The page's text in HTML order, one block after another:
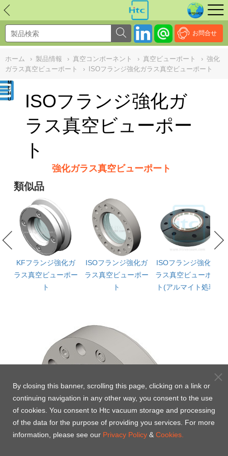
お問合せ
ホーム › 製品情報 › 真空コンポーネント › 真空ビューポート › 強化
ガラス真空ビューポート
› ISOフランジ強化ガラス真空ビューポート
ISOフランジ強化ガ
ラス真空ビューポー
ト
強化ガラス真空ビューポート
類似品
KFフランジ強化ガ
ラス真空ビューポー
ト
ISOフランジ強化ガ
ラス真空ビューポー
ト
ISOフランジ強化ガ
ラス真空ビューポー
ト(アルマイト処理)
NULL
By closing this banner, scrolling this page, clicking on a link or
continuing navigation in any other way, you consent to the use
of cookies. You consent to Htc vacuum storage and processing
of the data for the purpose of providing you services. For more
information, please see our Privacy Policy & Cookies.